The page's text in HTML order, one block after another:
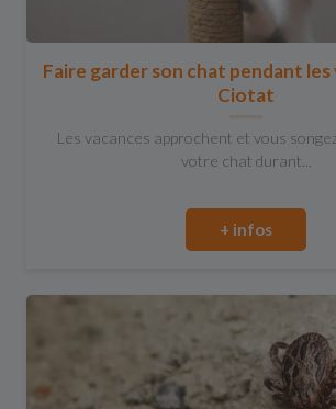
Faire garder son chat pendant les
Ciotat
Les vacances approchent et vous
votre chat durant...
+ infos